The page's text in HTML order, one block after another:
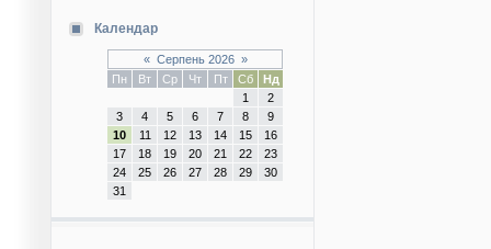
Календар
« Серпень 2026 »
Пн
Вт Ср Чт Пт Сб
Нд
1
2
3
4 5 6 7 8
9
10
11 12 13 14 15
16
17
18 19 20 21 22
23
24
25 26 27 28 29
30
31